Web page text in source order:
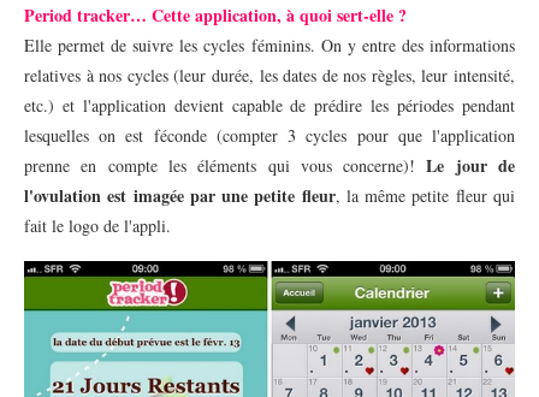
Period tracker… Cette application, à quoi sert-elle ?
Elle permet de suivre les cycles féminins. On y entre des informations
relatives à nos cycles (leur durée, les dates de nos règles, leur intensité,
etc.) et l'application devient capable de prédire les périodes pendant
lesquelles on est féconde (compter 3 cycles pour que l'application
prenne en compte les éléments qui vous concerne)!Le jour de
l'ovulation est imagée par une petite fleur, la même petite fleur qui
fait le logo de l'appli.